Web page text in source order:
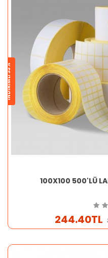
İNDİRİMLİ 33%
100X100 500'LÜ
244.40TL